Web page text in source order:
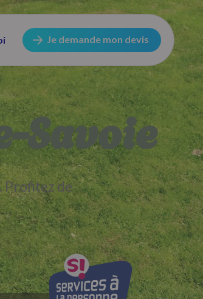
Je demande mon devis
Savoie
Profitez de